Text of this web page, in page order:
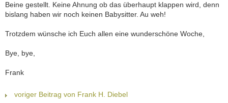
Beine gestellt. Keine Ahnung ob das überhaupt klappen wird, denn
bislang haben wir noch keinen Babysitter. Au weh!
Trotzdem wünsche ich Euch allen eine wunderschöne Woche,
Bye, bye,
Frank
voriger Beitrag von Frank H. Diebel